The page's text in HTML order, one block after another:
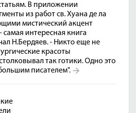
В приложении
из работ св. Хуана де ла
мистический акцент
самая интересная книга
Н.Бердяев. - Никто еще не
красоты
так готики. Одно это
писателем".